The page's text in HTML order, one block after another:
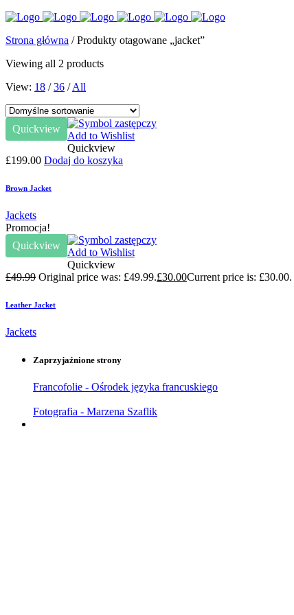
Strona główna / Produkty otagowane „jacket”
Viewing all 2 products
View: 18 /36 /All
Quickview
Add to Wishlist
Quickview
£199.00 Dodaj do koszyka
Brown Jacket
Jackets
Promocja!
Quickview
Add to Wishlist
Quickview
£49.99 Original price was: £49.99.£30.00Current price is: £30.00.
Leather Jacket
Jackets
Zaprzyjaźnione strony
Francofolie - Ośrodek języka francuskiego
Fotografia - Marzena Szaflik